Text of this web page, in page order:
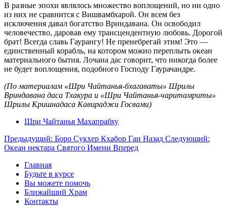
В разные эпохи являлось множество воплощений, но ни одно
из них не сравнится с Вишвамбхарой. Он всем без
исключения давал богатство Вриндавана. Он освободил
человечество, даровав ему трансцендентную любовь. Дорогой
брат! Всегда славь Гаурангу! Не пренебрегай этим! Это —
единственный корабль, на котором можно переплыть океан
материального бытия. Лочана дас говорит, что никогда более
не будет воплощения, подобного Господу Гаурачандре.
(По материалам «Шри Чайтанья-бхагаваты» Шрилы
Вриндавана даса Тхакура и «Шри Чайтанья-чаритамриты»
Шрилы Кришнадаса Кавираджи Госвами)
Шри Чайтанья Махапрабху
Предыдущий: Боро Сукхер Кхабор Гаи Назад Следующий:
Океан нектара Святого Имени Вперед
Главная
Будьте в курсе
Вы можете помочь
Ближайший Храм
Контакты